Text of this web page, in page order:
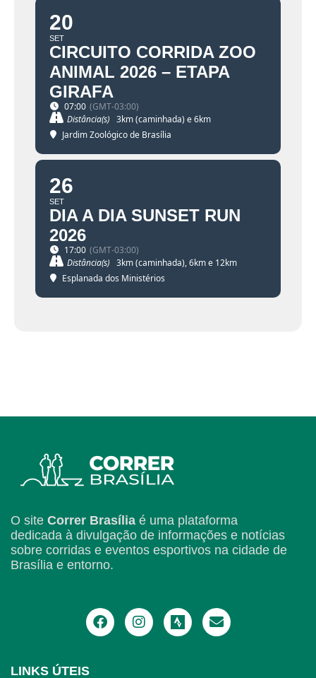
20
SET
CIRCUITO CORRIDA ZOO
ANIMAL 2026 – ETAPA
GIRAFA
07:00 (GMT-03:00)
Distância(s) 3km (caminhada) e 6km
Jardim Zoológico de Brasília
26
SET
DIA A DIA SUNSET RUN
2026
17:00 (GMT-03:00)
Distância(s) 3km (caminhada), 6km e 12km
Esplanada dos Ministérios
O site Correr Brasília é uma plataforma
dedicada à divulgação de informações e notícias
sobre corridas e eventos esportivos na cidade de
Brasília e entorno.
LINKS ÚTEIS